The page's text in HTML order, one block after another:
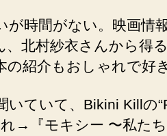
が時間がない。映画情
北村紗衣さんから得
の紹介もおしゃれで好
いていて、Bikini Killの
→『モキシー 〜私た